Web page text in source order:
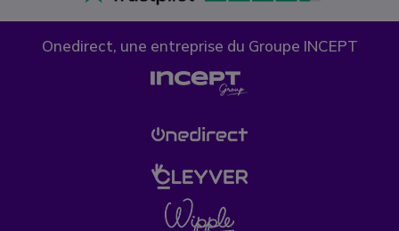
Onedirect, une entreprise du Groupe INCEPT